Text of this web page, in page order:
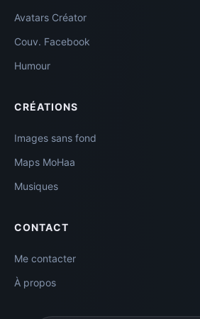
Avatars Créator
Couv. Facebook
Humour
CRÉATIONS
Images sans fond
Maps MoHaa
Musiques
CONTACT
Me contacter
À propos